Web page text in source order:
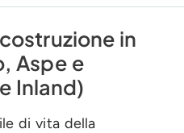
in
Aspe e
Inland)
di vita della